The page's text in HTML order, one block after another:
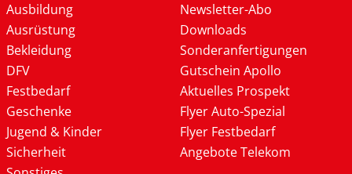
Ausbildung
Ausrüstung
Bekleidung
DFV
Festbedarf
Geschenke
Jugend & Kinder
Sicherheit
Newsletter-Abo
Downloads
Sonderanfertigungen
Gutschein Apollo
Aktuelles Prospekt
Flyer Auto-Spezial
Flyer Festbedarf
Angebote Telekom